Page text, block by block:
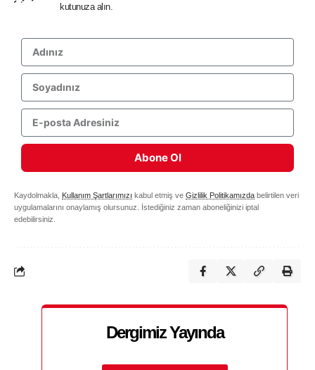
kutunuza alın.
Abone Ol
Kaydolmakla, Kullanım Şartlarımızı kabul etmiş ve Gizlilik Politikamızda belirtilen veri
uygulamalarını onaylamış olursunuz. İstediğiniz zaman aboneliğinizi iptal
edebilirsiniz.
Dergimiz Yayında